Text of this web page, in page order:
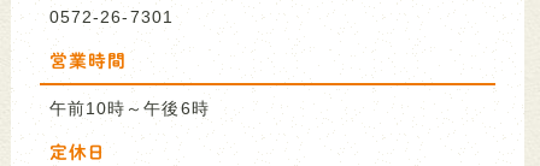
0572-26-7301
営業時間
午前10時～午後6時
定休日